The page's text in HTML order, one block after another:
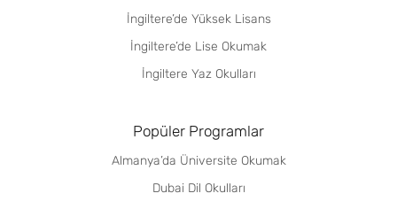
İngiltere’de Yüksek Lisans
İngiltere’de Lise Okumak
İngiltere Yaz Okulları
Popüler Programlar
Almanya’da Üniversite Okumak
Dubai Dil Okulları